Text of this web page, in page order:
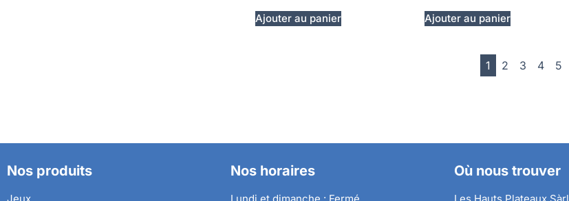
Ajouter au panier Ajouter au panier
1 2 3 4 5
Nos produits Nos horaires Où nous trouver